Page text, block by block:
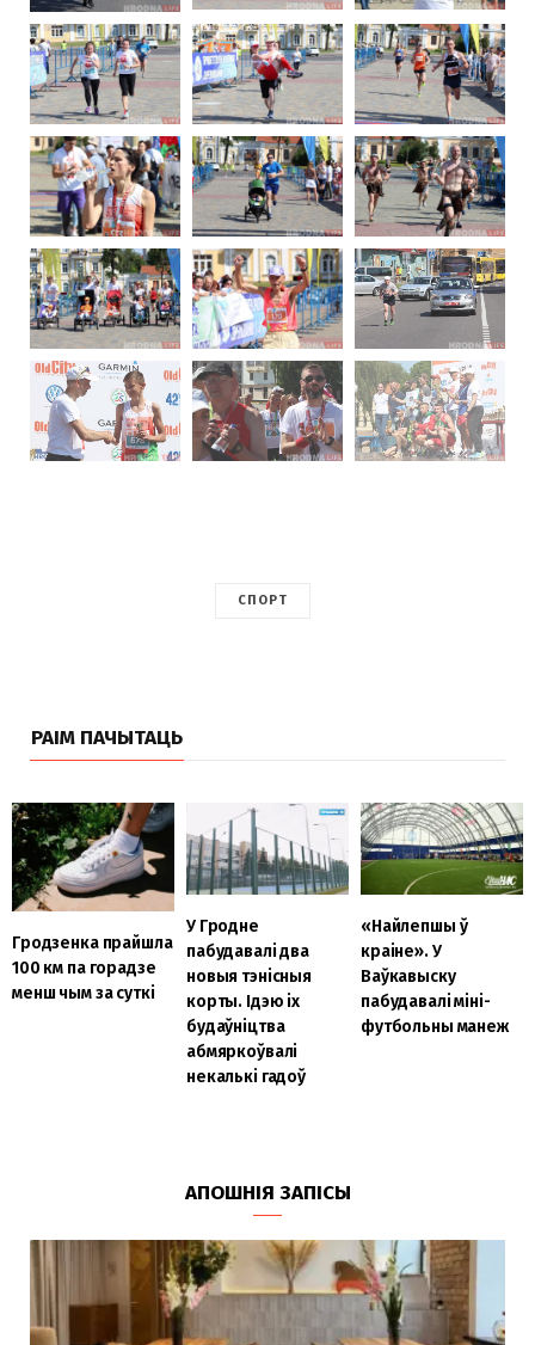
СПОРТ
РАІМ ПАЧЫТАЦЬ
Гродзенка прайшла
100 км па горадзе
менш чым за суткі
У Гродне
пабудавалі два
новыя тэнісныя
корты. Ідэю іх
будаўніцтва
абмяркоўвалі
некалькі гадоў
«Найлепшы ў
краіне». У
Ваўкавыску
пабудавалі міні-
футбольны манеж
АПОШНІЯ ЗАПІСЫ